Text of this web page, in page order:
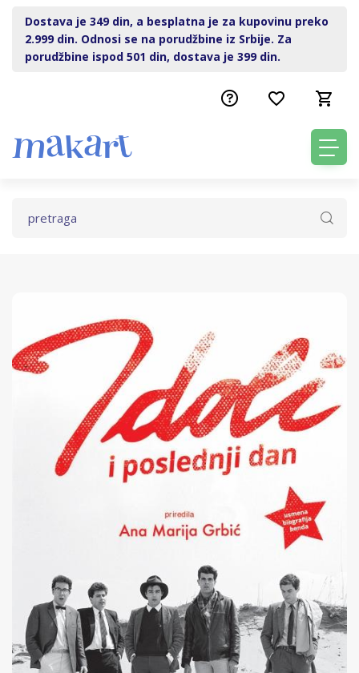
Dostava je 349 din, a besplatna je za kupovinu preko
2.999 din. Odnosi se na porudžbine iz Srbije. Za
porudžbine ispod 501 din, dostava je 399 din.